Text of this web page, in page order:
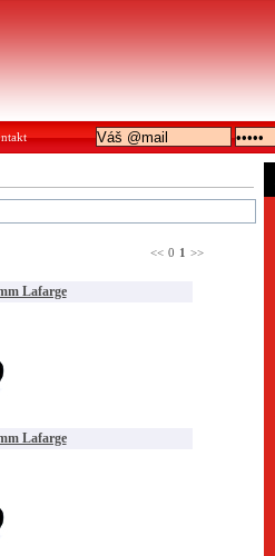
<< 0 1 >>
Lafarge
Lafarge